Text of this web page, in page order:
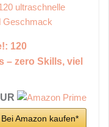
120
– zero Skills, viel
Bei Amazon kaufen*